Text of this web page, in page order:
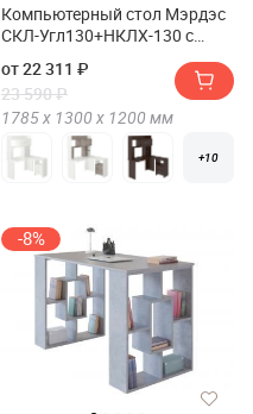
Компьютерный стол Мэрдэс
СКЛ-Угл130+НКЛХ-130 с
надстройкой+бокс Правый
от 22 311 ₽
23 590 ₽
1785 х 1300 х 1200 мм
+10
-8%